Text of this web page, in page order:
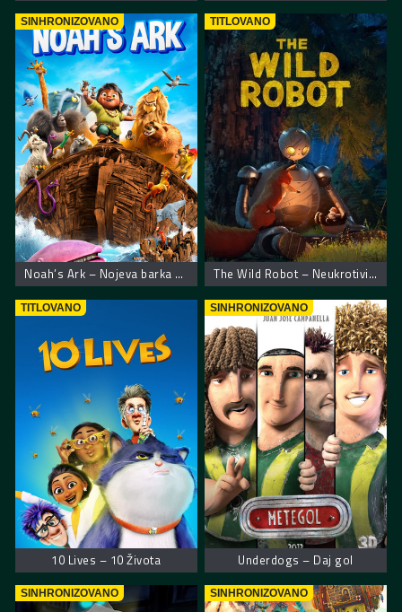
SINHRONIZOVANO
Noah’s Ark – Nojeva barka muzička avantura
TITLOVANO
The Wild Robot – Neukrotivi robot
TITLOVANO
10 Lives – 10 Života
SINHRONIZOVANO
Underdogs – Daj gol
SINHRONIZOVANO SINHRONIZOVANO